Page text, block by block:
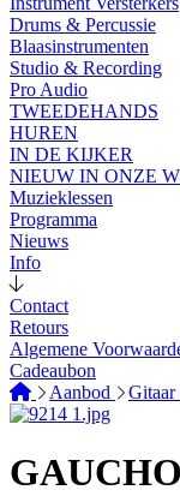
Drums & Percussie
Blaasinstrumenten
Studio & Recording
Pro Audio
TWEEDEHANDS
HUREN
IN DE KIJKER
NIEUW IN ONZE
Muzieklessen
Programma
Nieuws
Info
Contact
Retours
Algemene
Cadeaubon
Aanbod